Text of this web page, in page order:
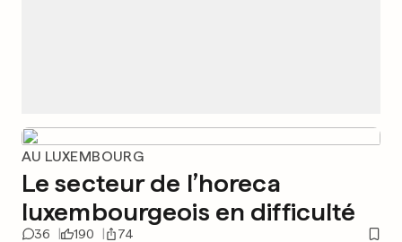
AU LUXEMBOURG
Le secteur de l’horeca
luxembourgeois en difficulté
36 190 74